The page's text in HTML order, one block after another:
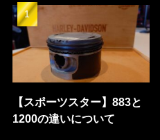
【スポーツスター】883と
1200の違いについて